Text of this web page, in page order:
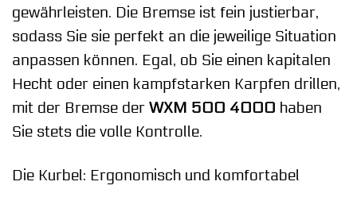
gewährleisten. Die Bremse ist fein justierbar,
sodass Sie sie perfekt an die jeweilige Situation
anpassen können. Egal, ob Sie einen kapitalen
Hecht oder einen kampfstarken Karpfen drillen,
mit der Bremse der WXM 500 4000 haben
Sie stets die volle Kontrolle.
Die Kurbel: Ergonomisch und komfortabel